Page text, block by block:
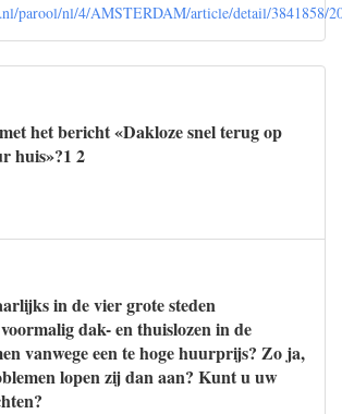
parool/nl/4/AMSTERDAM/article/detail/3841858/
het bericht «Dakloze snel terug op
huis»?1 2
in de vier grote steden
dak- en thuislozen in de
vanwege een te hoge huurprijs? Zo ja,
lopen zij dan aan? Kunt u uw